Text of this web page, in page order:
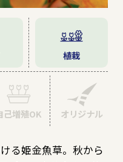
植栽
己増殖OK オリジナル
る姫金魚草。秋から